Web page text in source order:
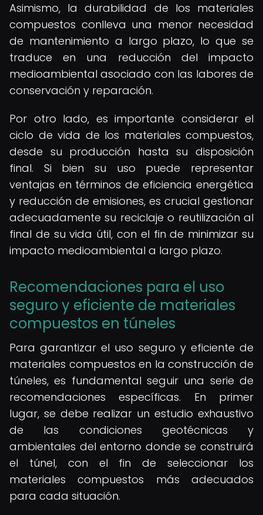
Asimismo, la durabilidad de los materiales
compuestos conlleva una menor necesidad
de mantenimiento a largo plazo, lo que se
traduce en una reducción del impacto
medioambiental asociado con las labores de
conservación y reparación.
Por otro lado, es importante considerar el
ciclo de vida de los materiales compuestos,
desde su producción hasta su disposición
final. Si bien su uso puede representar
ventajas en términos de eficiencia energética
y reducción de emisiones, es crucial gestionar
adecuadamente su reciclaje o reutilización al
final de su vida útil, con el fin de minimizar su
impacto medioambiental a largo plazo.
Recomendaciones para el uso
seguro y eficiente de materiales
compuestos en túneles
Para garantizar el uso seguro y eficiente de
materiales compuestos en la construcción de
túneles, es fundamental seguir una serie de
recomendaciones específicas. En primer
lugar, se debe realizar un estudio exhaustivo
de las condiciones geotécnicas y
ambientales del entorno donde se construirá
el túnel, con el fin de seleccionar los
materiales compuestos más adecuados
para cada situación.